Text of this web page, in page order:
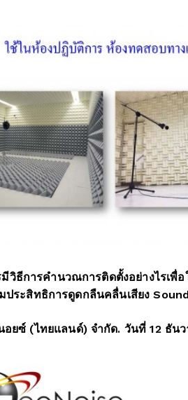
วิธีการคำนวณการติดตั้งอย่างไรเ
ระสิทธิการดูดกลืนคลื่นเสียง
) จำกัด. วันที่ 12 ธันวาค